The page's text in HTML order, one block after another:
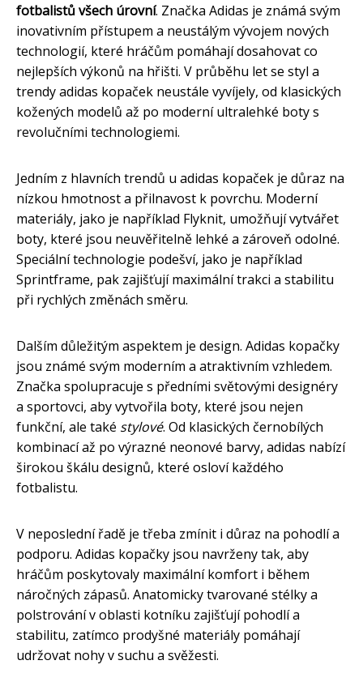
fotbalistů všech úrovní. Značka Adidas je známá svým
inovativním přístupem a neustálým vývojem nových
technologií, které hráčům pomáhají dosahovat co
nejlepších výkonů na hřišti. V průběhu let se styl a
trendy adidas kopaček neustále vyvíjely, od klasických
kožených modelů až po moderní ultralehké boty s
revolučními technologiemi.
Jedním z hlavních trendů u adidas kopaček je důraz na
nízkou hmotnost a přilnavost k povrchu. Moderní
materiály, jako je například Flyknit, umožňují vytvářet
boty, které jsou neuvěřitelně lehké a zároveň odolné.
Speciální technologie podešví, jako je například
Sprintframe, pak zajišťují maximální trakci a stabilitu
při rychlých změnách směru.
Dalším důležitým aspektem je design. Adidas kopačky
jsou známé svým moderním a atraktivním vzhledem.
Značka spolupracuje s předními světovými designéry
a sportovci, aby vytvořila boty, které jsou nejen
funkční, ale také stylové. Od klasických černobílých
kombinací až po výrazné neonové barvy, adidas nabízí
širokou škálu designů, které osloví každého
fotbalistu.
V neposlední řadě je třeba zmínit i důraz na pohodlí a
podporu. Adidas kopačky jsou navrženy tak, aby
hráčům poskytovaly maximální komfort i během
náročných zápasů. Anatomicky tvarované stélky a
polstrování v oblasti kotníku zajišťují pohodlí a
stabilitu, zatímco prodyšné materiály pomáhají
udržovat nohy v suchu a svěžesti.